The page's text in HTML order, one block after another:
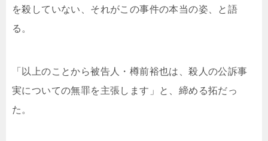
を殺していない、それがこの事件の本当の姿、と語
る。
「以上のことから被告人・樽前裕也は、殺人の公訴事
実についての無罪を主張します」と、締める拓だっ
た。